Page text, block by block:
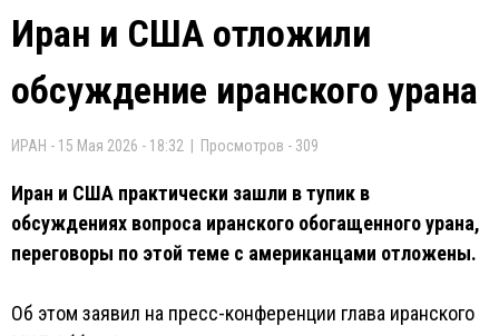
Иран и США отложили
обсуждение иранского урана
ИРАН - 15 Мая 2026 - 18:32 | Просмотров - 309
Иран и США практически зашли в тупик в
обсуждениях вопроса иранского обогащенного урана,
переговоры по этой теме с американцами отложены.
Об этом заявил на пресс-конференции глава иранского